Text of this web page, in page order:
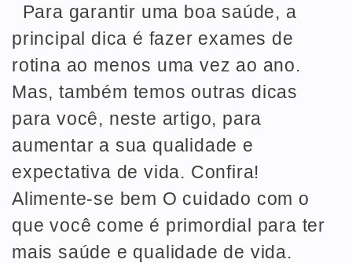
Para garantir uma boa saúde, a
principal dica é fazer exames de
rotina ao menos uma vez ao ano.
Mas, também temos outras dicas
para você, neste artigo, para
aumentar a sua qualidade e
expectativa de vida. Confira!
Alimente-se bem O cuidado com o
que você come é primordial para ter
mais saúde e qualidade de vida.